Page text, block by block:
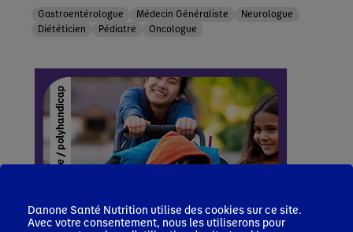
Gastroentérologue Médecin Généraliste
Neurologue
Diététicien
Pédiatre Oncologue
Danone Santé Nutrition utilise des cookies sur ce site.
Avec votre consentement, nous les utiliserons pour